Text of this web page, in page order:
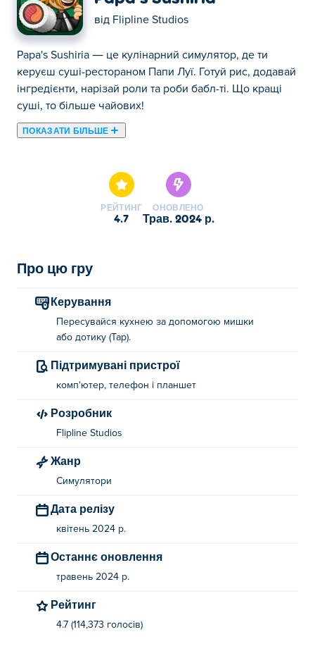
від Flipline Studios
Papa's Sushiria — це кулінарний симулятор, де ти
керуєш суші-рестораном Папи Луї. Готуй рис, додавай
інгредієнти, нарізай роли та роби бабл-ті. Що кращі
суші, то більше чайових!
ПОКАЗАТИ БІЛЬШЕ
РЕЙТИНГ
4.7
ОНОВЛЕНО
трав. 2024 р.
Про цю гру
Керування
Пересувайся кухнею за допомогою мишки
або дотику (Tap).
Підтримувані пристрої
комп'ютер, телефон і планшет
Розробник
Flipline Studios
Жанр
Симулятори
Дата релізу
квітень 2024 р.
Останнє оновлення
травень 2024 р.
Рейтинг
4.7 (114,373 голосів)